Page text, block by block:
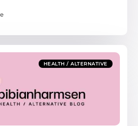
HEALTH / ALTERNATIVE